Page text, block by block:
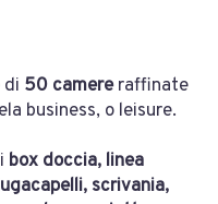
di 50 camereraffinate
business, o leisure.
box doccia, linea
scrivania,